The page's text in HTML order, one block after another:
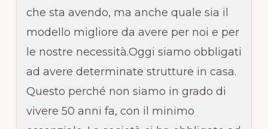
che sta avendo, ma anche quale sia il
modello migliore da avere per noi e per
le nostre necessità.Oggi siamo obbligati
ad avere determinate strutture in casa.
Questo perché non siamo in grado di
vivere 50 anni fa, con il minimo